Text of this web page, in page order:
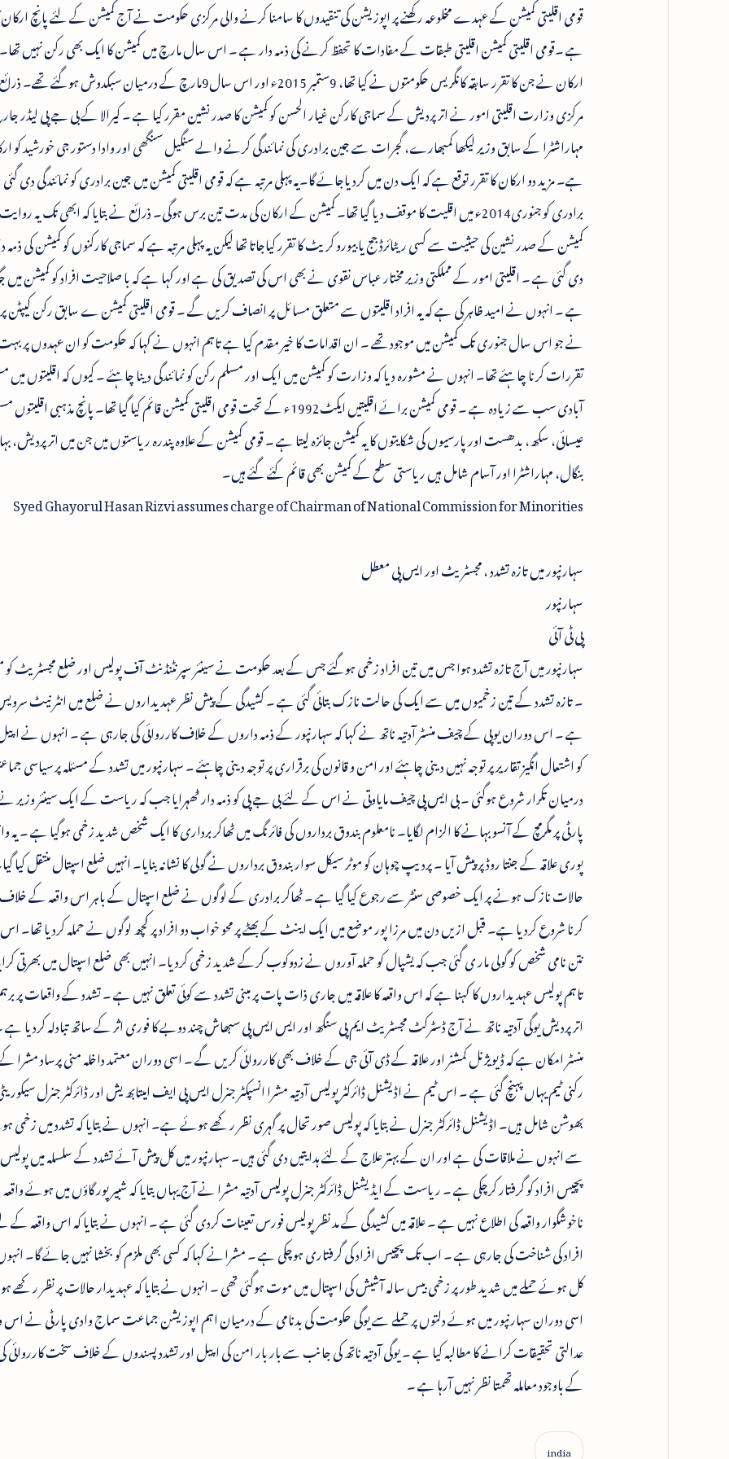
قومی اقلیتی کمیشن کے عہدے مخلوعہ رکھنے پر اپوزیشن کی تنقیدوں کا سامنا کرنے والی مرکزی حکومت نے آج کمیشن کے لئے پانچ ارکان
ہے ۔قومی اقلیتی کمیشن اقلیتی طبقات کے مفادات کا تحفظ کرنے کی ذمہ دار ہے ۔ اس سال مارچ میں کمیشن کا ایک بھی رکن نہیں
ارکان نے جن کا تقرر سابقہ کانگریس حکومتوں نے کیا تھا، 9ستمبر 2015ء اور اس سال9مارچ کے درمیان
مرکزی وزارت اقلیتی امور نے اتر پردیش کے سماجی کارکن غیار الحسن کو کمیشن کا صدر نشین مقرر کیا ہے ۔ کیرالا کے بی جے پی لیڈر
مہاراشٹرا کے سابق وزیر لیکھا کمبھارے، گجرات سے جین برادری کی نمائندگی کرنے والے سنگیل سنگھی اور وادا دستور جی خورشید کو
ہے۔ مزید دو ارکان کا تقرر توقع ہے کہ ایک دن میں کردیاجائے گا۔یہ پہلی مرتبہ ہے کہ قومی اقلیتی کمیشن میں جین برادری کو نمائندگی
برادری کو جنوری2014ء میں اقلیت کا موقف دیا گیا تھا۔ کمیشن کے ارکان کی مدت تین برس ہوگی۔ ذرائع نے بتایا کہ ابھی تک یہ
کمیشن کے صدر نشین کی حیثیت سے کسی ریٹائرڈ جج یا بیورو کریٹ کا تقرر کیاجاتا تھا لیکن یہ پہلی مرتبہ ہے کہ سماجی کارکنوں کو کمیشن کی
دی گئی ہے ۔ اقلیتی امور کے مملکتی وزیر مختار عباس نقوی نے بھی اس کی تصدیق کی ہے اور کہا ہے کہ با صلاحیت افراد کو کمیشن میں
ہے ۔ انہوں نے امید ظاہر کی ہے کہ یہ افراد اقلیتوں سے متعلق مسائل پر انصاف کریں گے ۔ قومی اقلیتی کمیشن ے سابق رکن کیپٹن
نے جو اس سال جنوری تک کمیشن میں موجود تھے ۔ ان اقدامات کا خیر مقدم کیا ہے تاہم انہوں نے کہا کہ حکومت کو ان عہدوں پر
تقررات کرنا چاہئے تھا۔ انہوں نے مشورہ دیا کہ وزارت کو کمیشن میں ایک اور مسلم رکن کو نمائندگی دینا چاہئے ۔ کیوں کہ اقلیتوں میں
آبادی سب سے زیادہ ہے ۔ قومی کمیشن برائے اقلیتیں ایکٹ1992ء کے تحت قومی اقلیتی کمیشن قائم کیا گیا تھا۔ پانچ مذہبی
عیسائی، سکھ، بدھست اور پارسیوں کی شکایتوں کا یہ کمیشن جائزہ لیتا ہے ۔ قومی کمیشن کے علاوہ پندرہ ریاستوں میں جن میں اتر پردیش،
بنگال، مہاراشٹرا اور آسام شامل ہیں ریاستی سطح کے کمیشن بھی قائم کئے گئے ہیں۔
Syed Ghayorul Hasan Rizvi assumes charge of Chairman of National Commission for Minorities
سہارنپور میں تازہ تشدد ، مجسٹریٹ اور ایس پی معطل
سہارنپور
پی ٹی آئی
سہارنپور میں آج تازہ تشدد ہوا جس میں تین افراد زخمی ہوگئے جس کے بعد حکومت نے سینئر سپرنٹنڈنٹ آف پولیس اور ضلع مجسٹریٹ
۔ تازہ تشدد کے تین زخمیوں میں سے ایک کی حالت نازک بتائی گئی ہے ۔ کشیدگی کے پیش نظر عہدیداروں نے ضلع میں انٹر نیٹ
ہے ۔ اس دوران یوپی کے چیف منسٹر آدتیہ ناتھ نے کہا کہ سہارنپور کے ذمہ داروں کے خلاف کارروائی کی جارہی ہے ۔ انہوں نے
کو اشتعال انگیز تقاریر پر توجہ نہیں دینی چاہئے اور امن و قانون کی برقراری پر توجہ دینی چاہئے ۔ سہارنپور میں تشدد کے مسئلہ پر سیاسی
درمیان تکرار شروع ہوگئی ۔ بی ایس پی چیف مایاوتی نے اس کے لئے بی جے پی کو ذمہ دار ٹھہرایا جب کہ ریاست کے ایک سینئر وزیر
پارٹی پر مگرمچ کے آنسو بہانے کا الزام لگایا۔ نامعلوم بندوق برداروں کی فائرنگ میں ٹھاکر برداری کا ایک شخص شدید زخمی ہوگیا ہے ۔ یہ
پوری علاقہ کے جنتا روڈ پر پیش آیا ۔ پردیپ چوہان کو موٹر سیکل سوار بندوق برداروں نے گولی کا نشانہ بنایا۔ انہیں ضلع اسپتال منتقل کیا
حالات نازک ہونے پر ایک خصوصی سنٹر سے رجوع کیا گیا ہے ۔ ٹھاکر برادری کے لوگوں نے ضلع اسپتال کے باہر اس واقعہ کے
کرنا شروع کردیا ہے۔ قبل ازیں دن میں مرزا پور موضع میں ایک اینٹ کے بھٹے پر محو خواب دو افراد پر کچھ لوگوں نے حملہ کردیا تھا۔ اس
نتن نامی شخص کو گولی مار ی گئی جب کہ یشپال کو حملہ آوروں نے زدوکوب کرکے شدید زخمی کردیا۔ انہیں بھی ضلع اسپتال میں بھرتی
تاہم پولیس عہدیداروں کا کہنا ہے کہ اس واقعہ کا علاقہ میں جاری ذات پات پر مبنی تشدد سے کوئی تعلق نہیں ہے ۔ تشدد کے واقعات پر
اتر پردیش یوگی آدتیہ ناتھ نے آج ڈسٹرکٹ مجسٹریٹ ایم پی سنگھ اور ایس ایس پی سبھاش چند دوبے کا فوری اثر کے ساتھ تبادلہ کردیا
منسٹر امکان ہے کہ ڈیویژنل کمشنر اور علاقہ کے ڈی آئی جی کے خلاف بھی کارروائی کریں گے ۔ اسی دوران معتمد داخلہ منی پرساد مشرا
رکنی ٹیم یہاں پہنچ گئی ہے ۔ اس ٹیم نے اڈیشنل ڈائرکٹر پولیس آدتیہ مشرا انسپکٹر جنرل ایس پی ایف امیتابھ یش اور ڈائرکٹر جنرل
بھوشن شامل ہیں۔ اڈیشنل ڈائرکٹر جنرل نے بتایا کہ پولیس صورتحال پر گہری نظر رکھے ہوئے ہے۔ انہوں نے بتایا کہ تشدد میں زخمی
سے انہوں نے ملاقات کی ہے اور ان کے بہتر علاج کے لئے ہدایتیں دی گئی ہیں۔ سہارنپور میں کل پیش آئے تشدد کے سلسلہ میں
پچیس افراد کو گرفتار کرچکی ہے ۔ ریاست کے ایڈیشنل ڈائرکٹر جنرل پولیس آدتیہ مشرا نے آج یہاں بتایا کہ شبیر پور گاؤں میں ہوئے
ناخوشگوار واقعہ کی اطلاع نہیں ہے ۔ علاقہ میں کشیدگی کے مد نظر پولیس فورس تعینات کردی گئی ہے ۔ انہوں نے بتایا کہ اس واقعہ کے
افراد کی شناخت کی جارہی ہے ۔ اب تک پچیس افراد کی گرفتاری ہوچکی ہے ۔ مشرانے کہا کہ کسی بھی ملزم کو بخشا نہیں جائے گا۔
کل ہوئے حملے میں شدید طور پر زخمی بیس سالہ آشیش کی اسپتال میں موت ہوگئی تھی ۔ انہوں نے بتایا کہ عہدیدار حالات پر نظر
اسی دوران سہارنپور میں ہوئے دلتوں پر حملے سے یوگی حکومت کی بدنامی کے درمیان اہم اپوزیشن جماعت سماج وادی پارٹی نے اس
عدالتی تحقیقات کرانے کا مطالبہ کیا ہے ۔ یوگی آدتیہ ناتھ کی جانب سے بار بار امن کی اپیل اور تشدد پسندوں کے خلاف سخت کارروائی
کے باوجود معاملہ تھمتا نظر نہیں آرہا ہے ۔